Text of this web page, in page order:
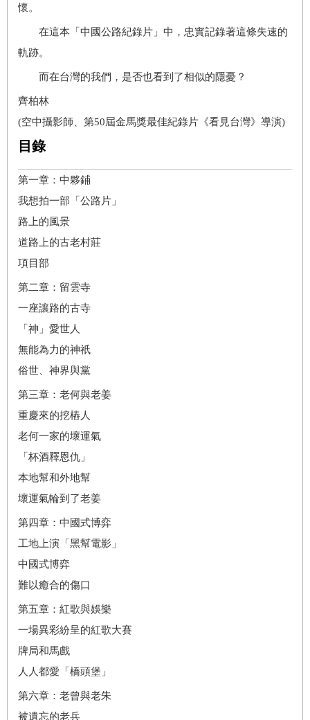
懷。
在這本「中國公路紀錄片」中，忠實記錄著這條失速的
軌跡。
而在台灣的我們，是否也看到了相似的隱憂？
齊柏林
(空中攝影師、第50屆金馬獎最佳紀錄片《看見台灣》導演)
目錄
第一章：中夥鋪
我想拍一部「公路片」
路上的風景
道路上的古老村莊
項目部
第二章：留雲寺
一座讓路的古寺
「神」愛世人
無能為力的神祇
俗世、神界與黨
第三章：老何與老姜
重慶來的挖樁人
老何一家的壞運氣
「杯酒釋恩仇」
本地幫和外地幫
壞運氣輪到了老姜
第四章：中國式博弈
工地上演「黑幫電影」
中國式博弈
難以癒合的傷口
第五章：紅歌與娛樂
一場異彩紛呈的紅歌大賽
牌局和馬戲
人人都愛「橋頭堡」
第六章：老曾與老朱
被遺忘的老兵